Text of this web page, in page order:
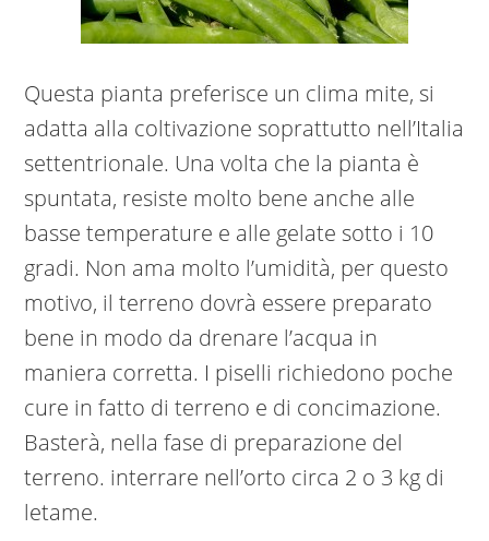
Questa pianta preferisce un clima mite, si
adatta alla coltivazione soprattutto nell’Italia
settentrionale. Una volta che la pianta è
spuntata, resiste molto bene anche alle
basse temperature e alle gelate sotto i 10
gradi. Non ama molto l’umidità, per questo
motivo, il terreno dovrà essere preparato
bene in modo da drenare l’acqua in
maniera corretta. I piselli richiedono poche
cure in fatto di terreno e di concimazione.
Basterà, nella fase di preparazione del
terreno. interrare nell’orto circa 2 o 3 kg di
letame.